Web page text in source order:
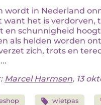
wordt in Nederland
want het is verdorven,
en schunnigheid
als helden worden
zich, trots en
Marcel Harmsen, 13
wietpas